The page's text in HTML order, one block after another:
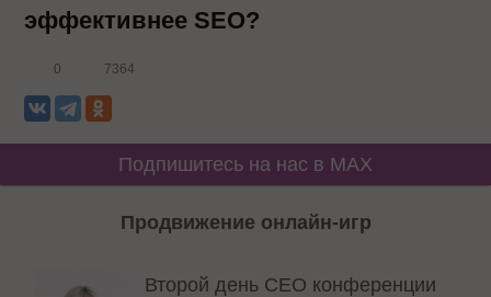
эффективнее SEO?
0 7364
Подпишитесь на нас в MAX
Продвижение онлайн-игр
Второй день СЕО конференции